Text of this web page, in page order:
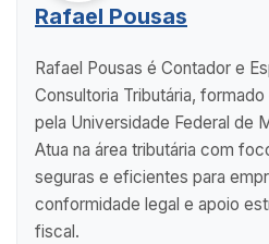
Rafael Pousas
Rafael Pousas é Contador e
Consultoria Tributária,
pela Universidade Federal de
Atua na área tributária com
seguras e eficientes para
conformidade legal e apoio
fiscal.